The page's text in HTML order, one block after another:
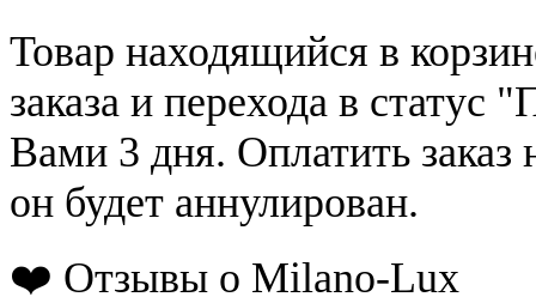
Товар находящийся в
заказа и перехода в статус
Вами 3 дня. Оплатить заказ
он будет аннулирован.
❤️ Отзывы о Milano-Lux